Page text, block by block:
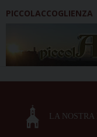
PICCOLACCOGLIENZA
LA NOSTRA